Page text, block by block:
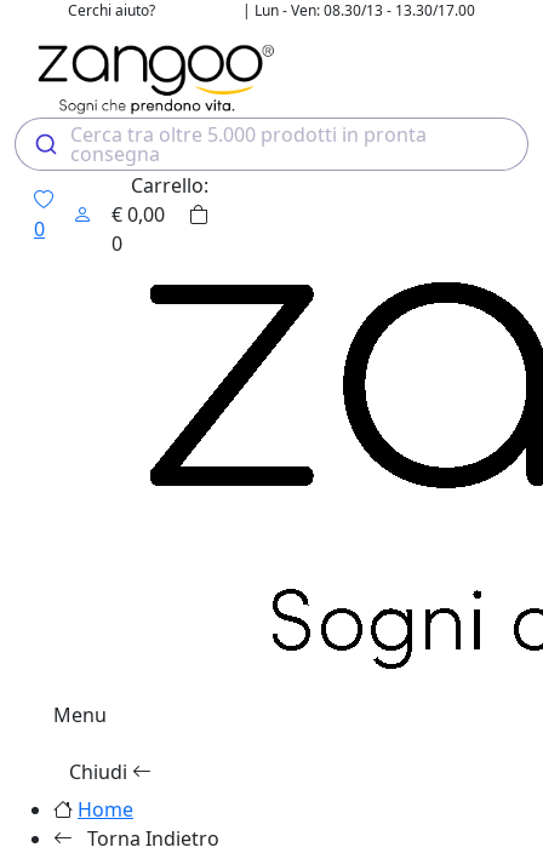
Cerchi aiuto? | Lun - Ven: 08.30/13 - 13.30/17.00
Cerca tra oltre 5.000 prodotti in pronta
consegna
0
Carrello:
€0,00
0
Menu
Chiudi
Home
Torna Indietro